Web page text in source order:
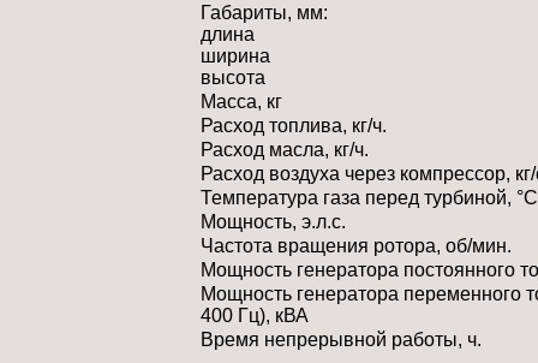
Габариты, мм:
длина
ширина
высота
Масса, кг
Расход топлива, кг/ч.
Расход масла, кг/ч.
Расход воздуха через компрессор,
Температура газа перед турбиной, °C
Мощность, э.л.с.
Частота вращения ротора, об/мин.
Мощность генератора постоянного
Мощность генератора переменного
400 Гц), кВА
Время непрерывной работы, ч.